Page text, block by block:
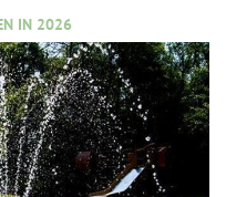
IN 2026